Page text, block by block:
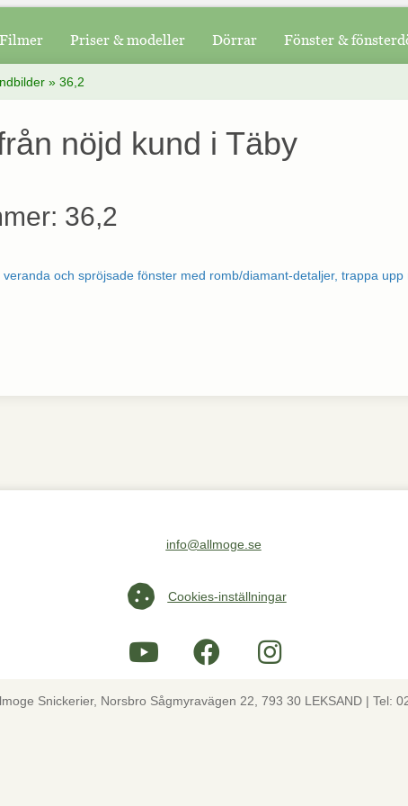
Filmer Priser & modeller Dörrar Fönster &
» 36,2
nöjd kund i Täby
36,2
Maila oss på info@allmoge.se
info@allmoge.se
Cookies-inställningar
Cookies-inställningar
Snickerier, Norsbro Sågmyravägen 22, 793 30 LEKSAND | Tel: